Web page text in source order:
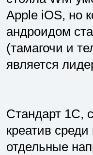
Apple iOS, но
андроидом
(тамагочи и
является
Стандарт 1С,
креатив
отдельные